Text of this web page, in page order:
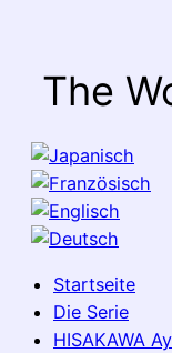
The
Startseite
Die Serie
HISAKAWA